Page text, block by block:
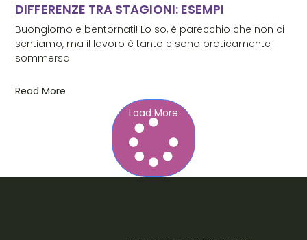
DIFFERENZE TRA STAGIONI: ESEMPI
Buongiorno e bentornati! Lo so, è parecchio che non ci
sentiamo, ma il lavoro è tanto e sono praticamente
sommersa
Read More
Load More